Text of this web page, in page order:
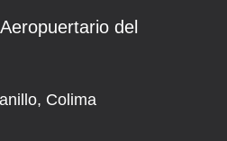
del
Colima